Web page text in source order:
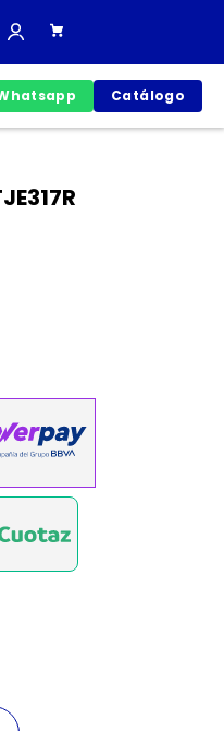
Catálogo